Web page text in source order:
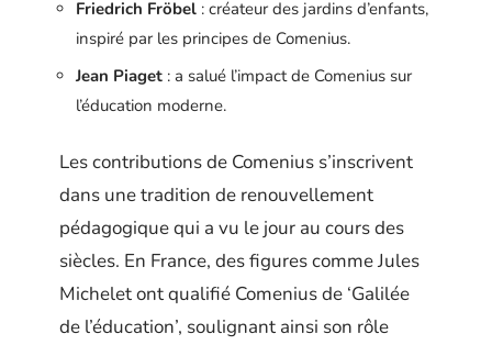
Friedrich Fröbel : créateur des jardins d’enfants,
inspiré par les principes de Comenius.
Jean Piaget : a salué l’impact de Comenius sur
l’éducation moderne.
Les contributions de Comenius s’inscrivent
dans une tradition de renouvellement
pédagogique qui a vu le jour au cours des
siècles. En France, des figures comme Jules
Michelet ont qualifié Comenius de ‘Galilée
de l’éducation’, soulignant ainsi son rôle